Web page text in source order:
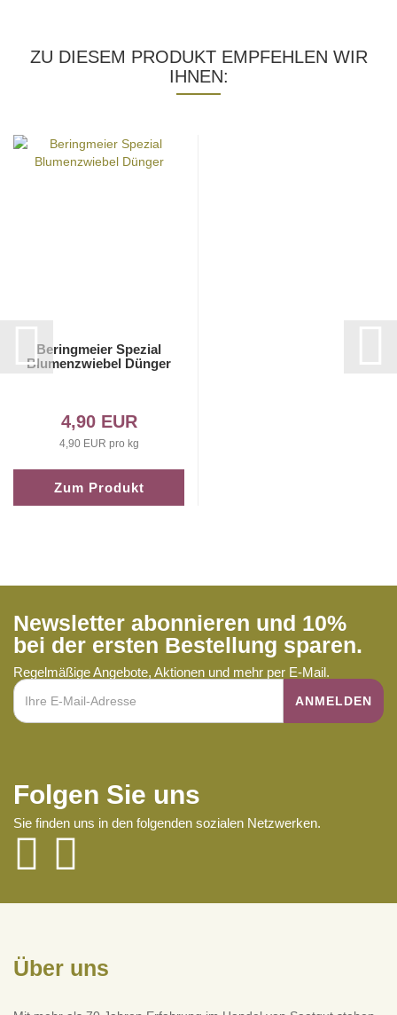
ZU DIESEM PRODUKT EMPFEHLEN WIR
IHNEN:
Beringmeier Spezial
Blumenzwiebel Dünger
4,90 EUR
4,90 EUR pro kg
Zum Produkt
Newsletter abonnieren und 10%
bei der ersten Bestellung sparen.
Regelmäßige Angebote, Aktionen und mehr per E-Mail.
Folgen Sie uns
Sie finden uns in den folgenden sozialen Netzwerken.
Über uns